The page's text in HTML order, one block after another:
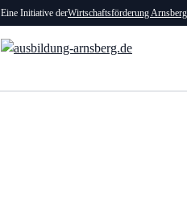
Eine Initiative derWirtschaftsförderung Arnsberg